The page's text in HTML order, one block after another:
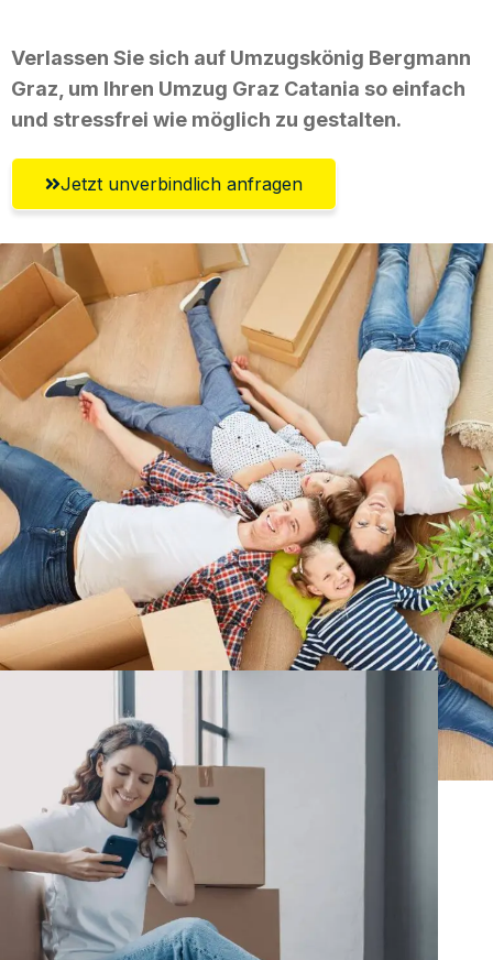
Verlassen Sie sich auf Umzugskönig Bergmann
Graz, um Ihren Umzug Graz Catania so einfach
und stressfrei wie möglich zu gestalten.
Jetzt unverbindlich anfragen